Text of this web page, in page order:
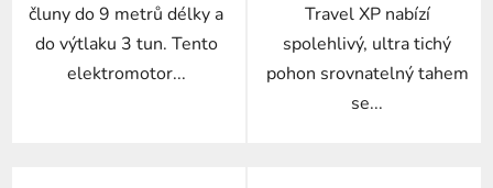
čluny do 9 metrů délky a
do výtlaku 3 tun. Tento
elektromotor...
Travel XP nabízí
spolehlivý, ultra tichý
pohon srovnatelný tahem
se...